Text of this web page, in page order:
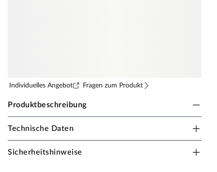
Individuelles Angebot Fragen zum Produkt
Produktbeschreibung
SAICOS Grundieröl Extra Dünn
Fußböden.
Technische Daten
Sicherheitshinweise